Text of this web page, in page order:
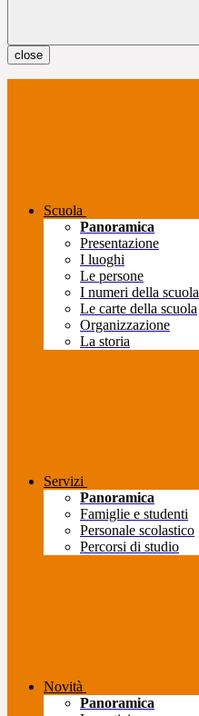
close
Scuola
Panoramica
Presentazione
I luoghi
Le persone
I numeri della scuola
Le carte della scuola
Organizzazione
La storia
Servizi
Panoramica
Famiglie e studenti
Personale scolastico
Percorsi di studio
Novità
Panoramica